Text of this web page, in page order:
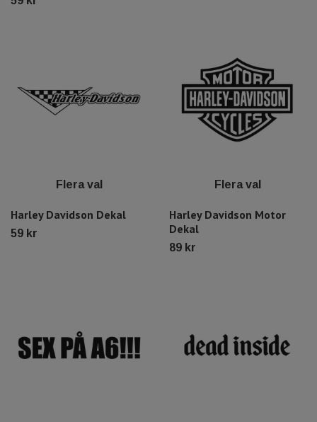
Flera val
Harley Davidson Dekal
59 kr
Flera val
Harley Davidson Motor
Dekal
89 kr